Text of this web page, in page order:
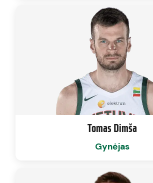
Tomas Dimša
Gynėjas